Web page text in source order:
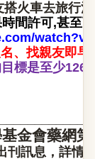
火車去旅行
間許可,甚至
、找親友即
標是至少126
金會藥網
刊訊息，詳情